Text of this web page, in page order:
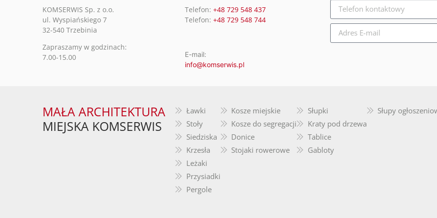
KOMSERWIS Sp. z o.o.
ul. Wyspiańskiego 7
32-540 Trzebinia
Zapraszamy w godzinach:
7.00-15.00
Telefon: +48 729 548 437
Telefon: +48 729 548 744
E-mail:
info@komserwis.pl
MAŁA ARCHITEKTURA
MIEJSKA KOMSERWIS
Ławki
Stoły
Siedziska
Krzesła
Leżaki
Przysiadki
Pergole
Kosze miejskie
Kosze do segregacji
Donice
Stojaki rowerowe
Słupki
Kraty pod drzewa
Tablice
Gabloty
Słupy